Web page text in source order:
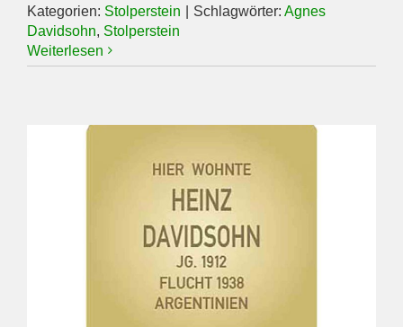
Kategorien: Stolperstein Schlagwörter: Agnes
Davidsohn, Stolperstein
Weiterlesen